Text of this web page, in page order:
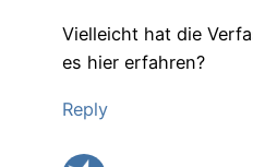
Vielleicht hat die
es hier erfahren?
Reply